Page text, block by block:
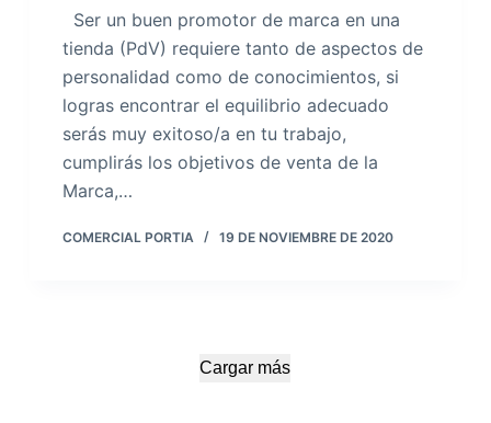
Ser un buen promotor de marca en una
tienda (PdV) requiere tanto de aspectos de
personalidad como de conocimientos, si
logras encontrar el equilibrio adecuado
serás muy exitoso/a en tu trabajo,
cumplirás los objetivos de venta de la
Marca,…
COMERCIAL PORTIA 19 DE NOVIEMBRE DE 2020
Cargar más